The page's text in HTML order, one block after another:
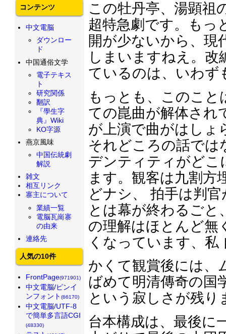
この牡丹亭、湯顕祖
超特急劇です。もっ
開が少ないから、現
しまいますねえ。改
ているのは、いわず
もっとも、このこと
ての崑曲が解体され
が上演で曲がはしょ
それどころの話では
デンティティがどこ
ます。観客は九割方
どナシ、 拍手は判
とは幕が終わるごと
の理解はほとんど無
くなっています、私
かくて観賞後には、
ばめて明清傳奇の国
という寂しさが残り
台本構成は、最後に
コンテンツ
中文電脳
ダウンロー
ド
中国通俗文学
電子テキス
ト
研究関係
翻訳
『學生字
典』Wiki
KO字源
燕京風味
中国伝統劇
解説
雑文
相互リンク
寨主について
業績一覧
電脳瓦崗寨
の由来
連絡先
人気の10件
FrontPage(971901)
中文電脳/ピンイ
ンフォント (66170)
中文電脳/UTF-8
で簡単多言語CGI
(48330)